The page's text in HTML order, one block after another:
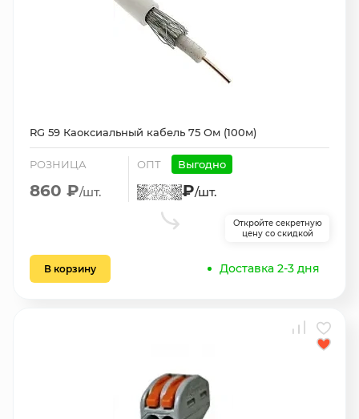
RG 59 Каоксиальный кабель 75 Ом (100м)
РОЗНИЦА
860 ₽/шт.
ОПТ Выгодно
₽/шт.
Откройте секретную
цену со скидкой
В корзину Доставка 2-3 дня